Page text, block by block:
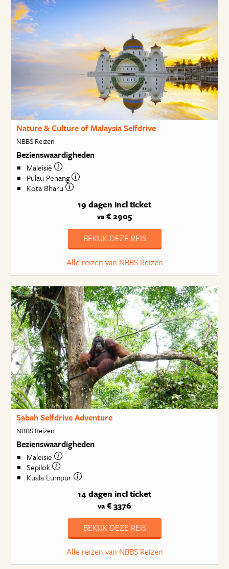
Nature & Culture of Malaysia Selfdrive
NBBS Reizen
Bezienswaardigheden
Maleisië
Pulau Penang
Kota Bharu
19 dagen incl ticket
va € 2905
BEKIJK DEZE REIS
Alle reizen van NBBS Reizen
Sabah Selfdrive Adventure
NBBS Reizen
Bezienswaardigheden
Maleisië
Sepilok
Kuala Lumpur
14 dagen incl ticket
va € 3376
BEKIJK DEZE REIS
Alle reizen van NBBS Reizen